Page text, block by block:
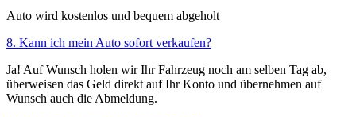
Auto wird kostenlos und bequem abgeholt
8. Kann ich mein Auto sofort verkaufen?
Ja! Auf Wunsch holen wir Ihr Fahrzeug noch am selben Tag ab,
überweisen das Geld direkt auf Ihr Konto und übernehmen auf
Wunsch auch die Abmeldung.